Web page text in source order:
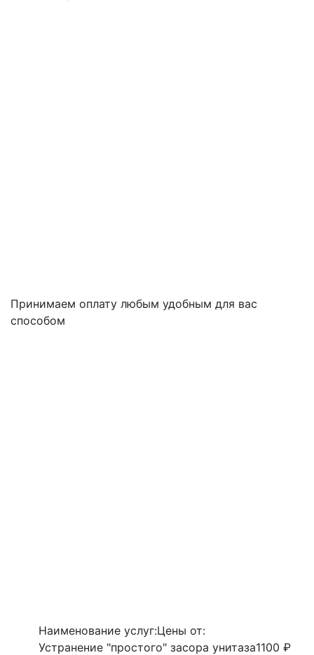
Принимаем оплату любым удобным для вас
способом
Наименование услуг:Цены от:
Устранение "простого" засора унитаза1100 ₽